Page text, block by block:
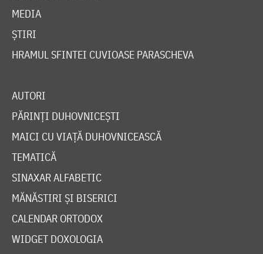
MEDIA
ȘTIRI
HRAMUL SFINTEI CUVIOASE PARASCHEVA
AUTORI
PĂRINȚI DUHOVNICEȘTI
MAICI CU VIAȚĂ DUHOVNICEASCĂ
TEMATICĂ
SINAXAR ALFABETIC
MĂNĂSTIRI ȘI BISERICI
CALENDAR ORTODOX
WIDGET DOXOLOGIA